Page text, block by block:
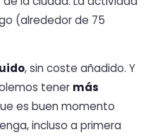
(alrededor de 75
, sin coste añadido. Y
tener más
es buen momento
incluso a primera